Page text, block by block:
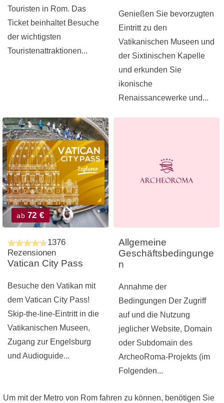
Touristen in Rom. Das
Ticket beinhaltet Besuche
der wichtigsten
Touristenattraktionen...
Genießen Sie bevorzugten
Eintritt zu den
Vatikanischen Museen und
der Sixtinischen Kapelle
und erkunden Sie
ikonische
Renaissancewerke und...
ab 72 €
1376
Rezensionen
Vatican City Pass
Besuche den Vatikan mit
dem Vatican City Pass!
Skip-the-line-Eintritt in die
Vatikanischen Museen,
Zugang zur Engelsburg
und Audioguide...
Allgemeine
Geschäftsbedingunge
n
Annahme der
Bedingungen Der Zugriff
auf und die Nutzung
jeglicher Website, Domain
oder Subdomain des
ArcheoRoma-Projekts (im
Folgenden...
Um mit der Metro von Rom fahren zu können, benötigen Sie